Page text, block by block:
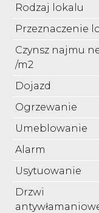
Rodzaj lokalu
Przeznaczenie
Czynsz najmu
/m2
Dojazd
Ogrzewanie
Umeblowanie
Alarm
Usytuowanie
Drzwi